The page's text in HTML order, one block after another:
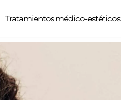
Tratamientos médico-estéticos